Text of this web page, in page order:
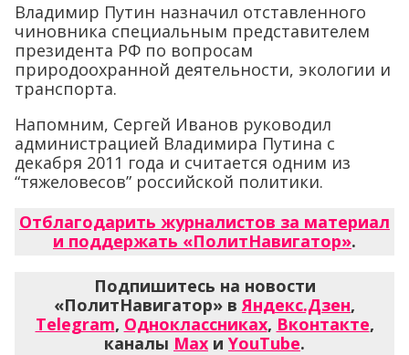
Владимир Путин назначил отставленного
чиновника специальным представителем
президента РФ по вопросам
природоохранной деятельности, экологии и
транспорта.
Напомним, Сергей Иванов руководил
администрацией Владимира Путина с
декабря 2011 года и считается одним из
“тяжеловесов” российской политики.
Отблагодарить журналистов за материал
и поддержать «ПолитНавигатор».
Подпишитесь на новости
«ПолитНавигатор» вЯндекс.Дзен,
Telegram, Одноклассниках, Вконтакте,
каналы Max и YouTube.